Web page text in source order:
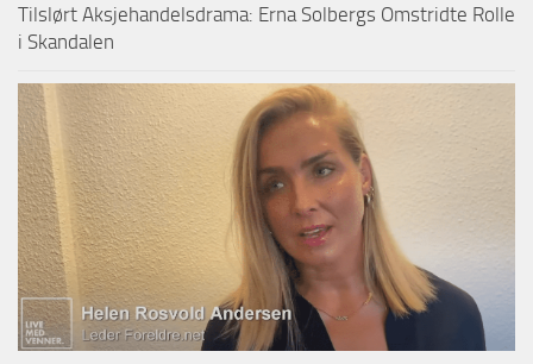
Tilslørt Aksjehandelsdrama: Erna Solbergs Omstridte Rolle
i Skandalen